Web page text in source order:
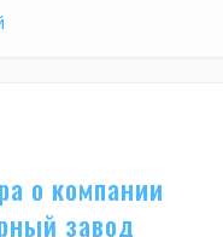
о компании
завод